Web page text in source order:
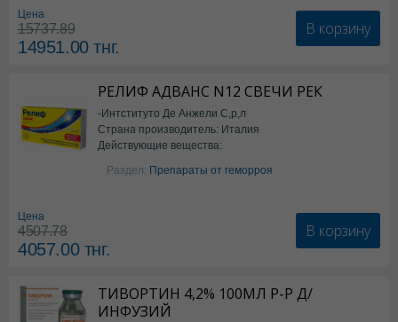
Цена
15737.89
14951.00тнг.
В корзину
РЕЛИФ АДВАНС N12 СВЕЧИ РЕК
-Интституто Де Анжели С,р,л
Страна производитель: Италия
Действующие вещества:
Бензокаин
Раздел: Препараты от геморроя
Цена
4507.78
4057.00тнг.
В корзину
ТИВОРТИН 4,2% 100МЛ Р-Р Д/
ИНФУЗИЙ